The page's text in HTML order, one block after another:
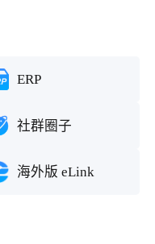
ERP
社群圈子
海外版 eLink